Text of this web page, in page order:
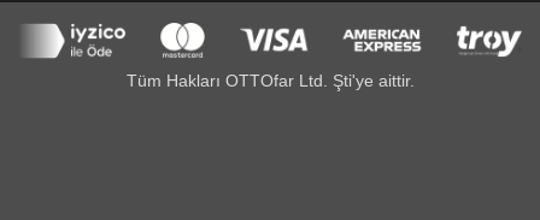
Tüm Hakları OTTOfar Ltd. Şti'ye aittir.